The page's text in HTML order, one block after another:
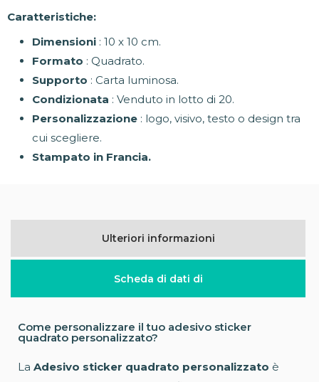
Caratteristiche:
Dimensioni : 10 x 10 cm.
Formato : Quadrato.
Supporto : Carta luminosa.
Condizionata : Venduto in lotto di 20.
Personalizzazione : logo, visivo, testo o design tra
cui scegliere.
Stampato in Francia.
Ulteriori informazioni
Scheda di dati di
Come personalizzare il tuo adesivo sticker
quadrato personalizzato?
La Adesivo sticker quadrato personalizzato è